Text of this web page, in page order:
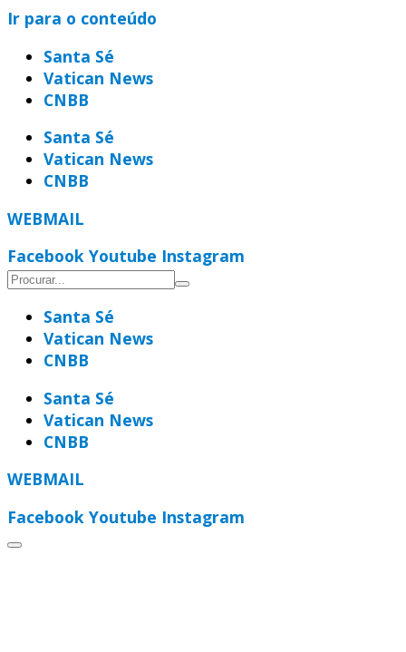
Ir para o conteúdo
Santa Sé
Vatican News
CNBB
Santa Sé
Vatican News
CNBB
WEBMAIL
Facebook Youtube Instagram
Santa Sé
Vatican News
CNBB
Santa Sé
Vatican News
CNBB
WEBMAIL
Facebook Youtube Instagram